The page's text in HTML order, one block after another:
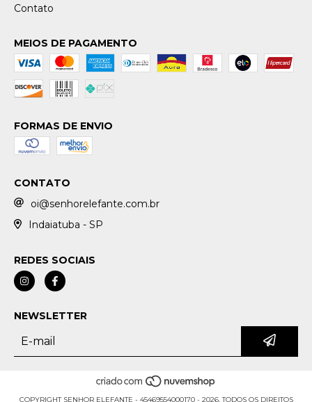
Contato
MEIOS DE PAGAMENTO
FORMAS DE ENVIO
CONTATO
oi@senhorelefante.com.br
Indaiatuba - SP
REDES SOCIAIS
NEWSLETTER
COPYRIGHT SENHOR ELEFANTE - 45469554000170 - 2026. TODOS OS DIREITOS